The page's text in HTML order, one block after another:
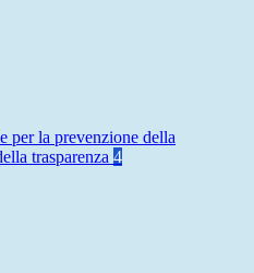
per la prevenzione della
trasparenza 4